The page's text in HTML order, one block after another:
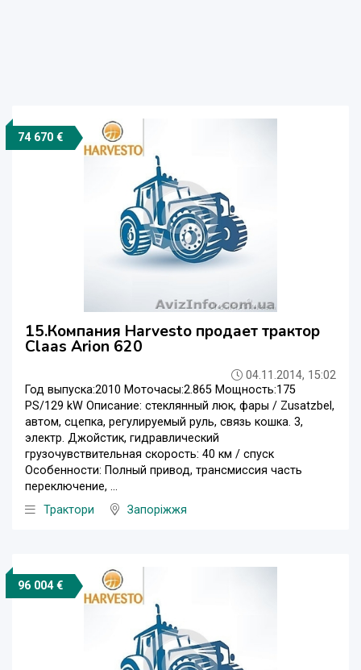
74 670 €
15.Компания Harvesto продает трактор
Claas Arion 620
04.11.2014, 15:02
Год выпуска:2010 Моточасы:2.865 Мощность:175
PS/129 kW Описание: стеклянный люк, фары / Zusatzbel,
автом, сцепка, регулируемый руль, связь кошка. 3,
электр. Джойстик, гидравлический
грузочувствительная скорость: 40 км / спуск
Особенности: Полный привод, трансмиссия часть
переключение, ...
Трактори
Запоріжжя
96 004 €